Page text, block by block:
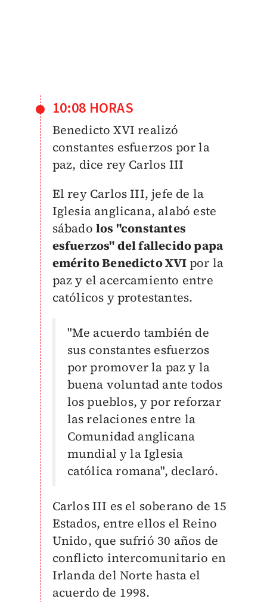
10:08 HORAS
Benedicto XVI realizó
constantes esfuerzos por la
paz, dice rey Carlos III
El rey Carlos III, jefe de la
Iglesia anglicana, alabó este
sábado los "constantes
esfuerzos" del fallecido papa
emérito Benedicto XVIpor la
paz y el acercamiento entre
católicos y protestantes.
"Me acuerdo también de
sus constantes esfuerzos
por promover la paz y la
buena voluntad ante todos
los pueblos, y por reforzar
las relaciones entre la
Comunidad anglicana
mundial y la Iglesia
católica romana", declaró.
Carlos III es el soberano de 15
Estados, entre ellos el Reino
Unido, que sufrió 30 años de
conflicto intercomunitario en
Irlanda del Norte hasta el
acuerdo de 1998.